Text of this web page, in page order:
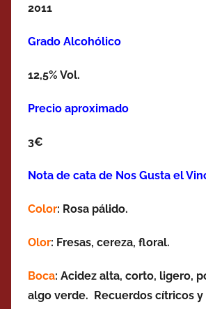
2011
Grado Alcohólico
12,5% Vol.
Precio aproximado
3€
Nota de cata de Nos Gusta el
Color: Rosa pálido.
Olor: Fresas, cereza, floral.
Boca: Acidez alta, corto, ligero,
algo verde. Recuerdos cítricos y